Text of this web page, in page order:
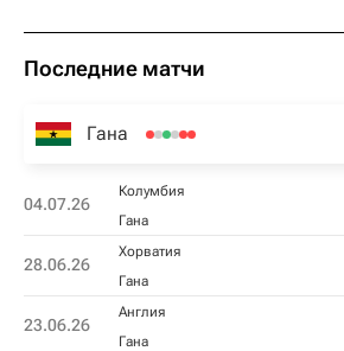
Последние матчи
Гана
04.07.26
Колумбия
Гана
28.06.26
Хорватия
Гана
23.06.26
Англия
Гана